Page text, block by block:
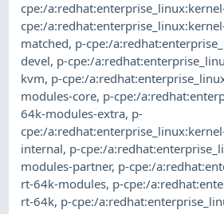
cpe:/
cpe:/
matched, p-cpe:/
devel, p-cpe:/
kvm, p-cpe:/
modules-core, p-cpe:/
64k-modules-extra, p-
cpe:/
internal, p-cpe:/
modules-partner, p-cpe:/
rt-64k-modules, p-cpe:/
rt-64k, p-cpe:/